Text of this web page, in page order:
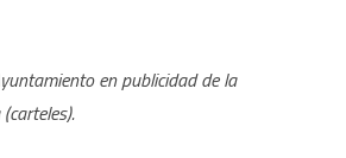
en publicidad de la